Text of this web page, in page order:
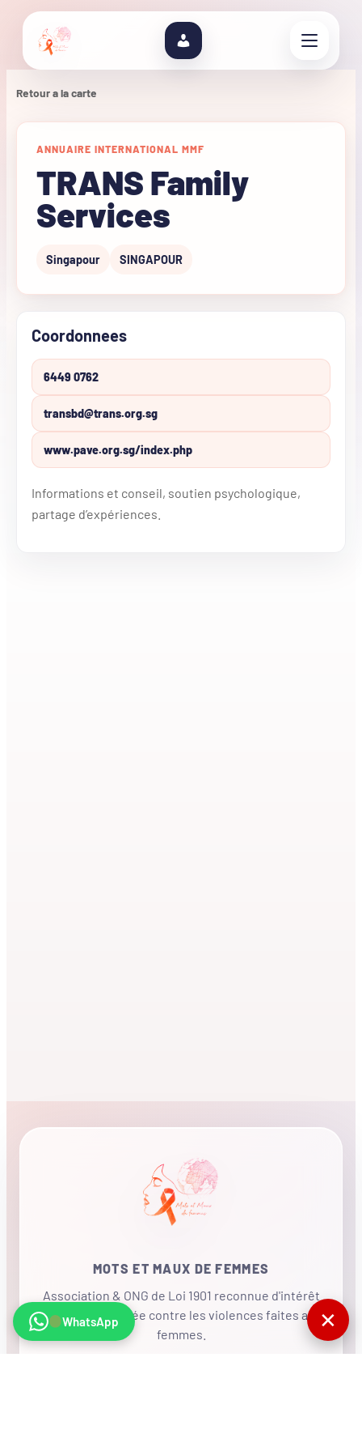
Retour a la carte
ANNUAIRE INTERNATIONAL MMF
TRANS Family
Services
Singapour SINGAPOUR
Coordonnees
6449 0762
transbd@trans.org.sg
www.pave.org.sg/index.php
Informations et conseil, soutien psychologique,
partage d’expériences.
MOTS ET MAUX DE FEMMES
Association & ONG de Loi 1901 reconnue d'intérêt
général, mobilisée contre les violences faites aux
femmes.
WhatsApp ✕